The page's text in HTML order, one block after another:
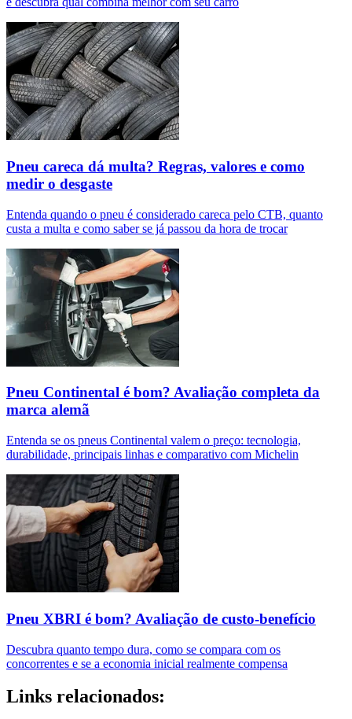
Pneu careca dá multa? Regras, valores e como
medir o desgaste
Entenda quando o pneu é considerado careca pelo CTB, quanto
custa a multa e como saber se já passou da hora de trocar
Pneu Continental é bom? Avaliação completa da
marca alemã
Entenda se os pneus Continental valem o preço: tecnologia,
durabilidade, principais linhas e comparativo com Michelin
Pneu XBRI é bom? Avaliação de custo-benefício
Descubra quanto tempo dura, como se compara com os
concorrentes e se a economia inicial realmente compensa
Links relacionados: